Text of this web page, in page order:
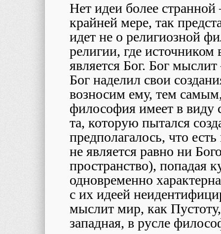
Нет идеи более
крайней мере, так
идет не о религиозной
религии, где
является Бог. Бог
Бог наделил свои
возносим ему, тем
философия имеет в виду
та, которую пытался
предполагалось, что
не является равно ни
пространство), попадая
одновременно
с их идеей
мыслит мир, как
западная, в русле